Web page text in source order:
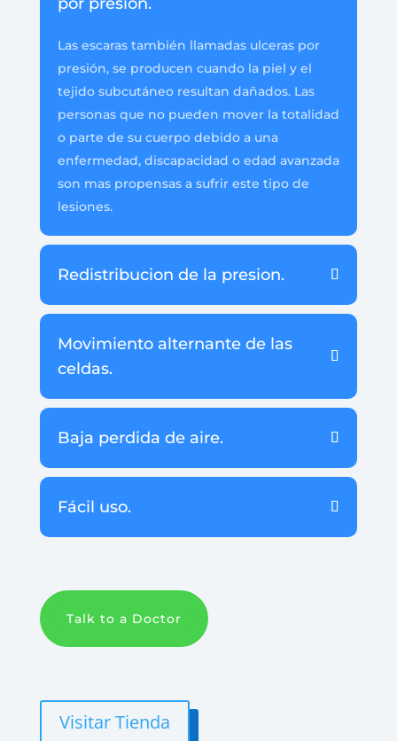
por presión.
Las escaras también llamadas ulceras por
presión, se producen cuando la piel y el
tejido subcutáneo resultan dañados. Las
personas que no pueden mover la totalidad
o parte de su cuerpo debido a una
enfermedad, discapacidad o edad avanzada
son mas propensas a sufrir este tipo de
lesiones.
Redistribucion de la presion.
Movimiento alternante de las
celdas.
Baja perdida de aire.
Fácil uso.
Talk to a Doctor
Visitar Tienda